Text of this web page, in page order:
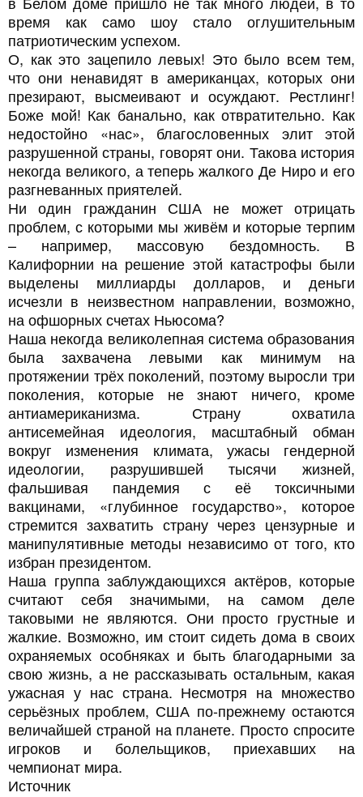
время как само шоу стало оглушительным
патриотическим успехом.
О, как это зацепило левых! Это было всем тем,
что они ненавидят в американцах, которых они
презирают, высмеивают и осуждают. Рестлинг!
Боже мой! Как банально, как отвратительно. Как
недостойно «нас», благословенных элит этой
разрушенной страны, говорят они. Такова история
некогда великого, а теперь жалкого Де Ниро и его
разгневанных приятелей.
Ни один гражданин США не может отрицать
проблем, с которыми мы живём и которые терпим
– например, массовую бездомность. В
Калифорнии на решение этой катастрофы были
выделены миллиарды долларов, и деньги
исчезли в неизвестном направлении, возможно,
на офшорных счетах Ньюсома?
Наша некогда великолепная система образования
была захвачена левыми как минимум на
протяжении трёх поколений, поэтому выросли три
поколения, которые не знают ничего, кроме
антиамериканизма. Страну охватила
антисемейная идеология, масштабный обман
вокруг изменения климата, ужасы гендерной
идеологии, разрушившей тысячи жизней,
фальшивая пандемия с её токсичными
вакцинами, «глубинное государство», которое
стремится захватить страну через цензурные и
манипулятивные методы независимо от того, кто
избран президентом.
Наша группа заблуждающихся актёров, которые
считают себя значимыми, на самом деле
таковыми не являются. Они просто грустные и
жалкие. Возможно, им стоит сидеть дома в своих
охраняемых особняках и быть благодарными за
свою жизнь, а не рассказывать остальным, какая
ужасная у нас страна. Несмотря на множество
серьёзных проблем, США по-прежнему остаются
величайшей страной на планете. Просто спросите
игроков и болельщиков, приехавших на
чемпионат мира.
Источник